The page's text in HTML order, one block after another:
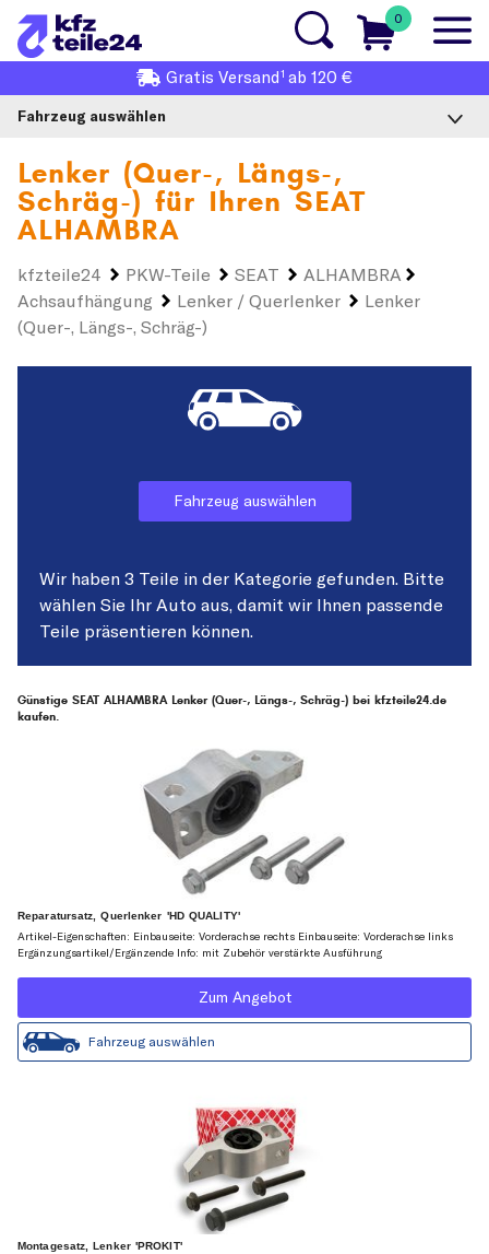
0
Gratis Versand1 ab 120 €
Fahrzeug auswählen
Lenker (Quer-, Längs-,
Schräg-) für IhrenSEAT
ALHAMBRA
kfzteile24 PKW-Teile SEAT
ALHAMBRA
Achsaufhängung
Lenker / Querlenker
Lenker
(Quer-, Längs-, Schräg-)
Fahrzeug auswählen
Wir haben 3 Teile in der Kategorie gefunden. Bitte
wählen Sie Ihr Auto aus, damit wir Ihnen passende
Teile präsentieren können.
Günstige SEAT ALHAMBRA Lenker (Quer-, Längs-, Schräg-) bei kfzteile24.de
kaufen.
Reparatursatz, Querlenker 'HD QUALITY'
Artikel-Eigenschaften: Einbauseite: Vorderachse rechts Einbauseite: Vorderachse links
Ergänzungsartikel/Ergänzende Info: mit Zubehör verstärkte Ausführung
Zum Angebot
Fahrzeug auswählen
Montagesatz, Lenker 'PROKIT'